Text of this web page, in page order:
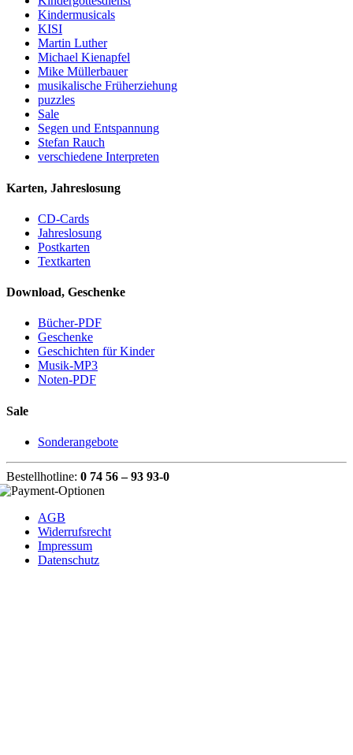
Kindermusicals
KISI
Martin Luther
Michael Kienapfel
Mike Müllerbauer
musikalische Früherziehung
puzzles
Sale
Segen und Entspannung
Stefan Rauch
verschiedene Interpreten
Karten, Jahreslosung
CD-Cards
Jahreslosung
Postkarten
Textkarten
Download, Geschenke
Bücher-PDF
Geschenke
Geschichten für Kinder
Musik-MP3
Noten-PDF
Sale
Sonderangebote
Bestellhotline: 0 74 56 – 93 93-0
AGB
Widerrufsrecht
Impressum
Datenschutz